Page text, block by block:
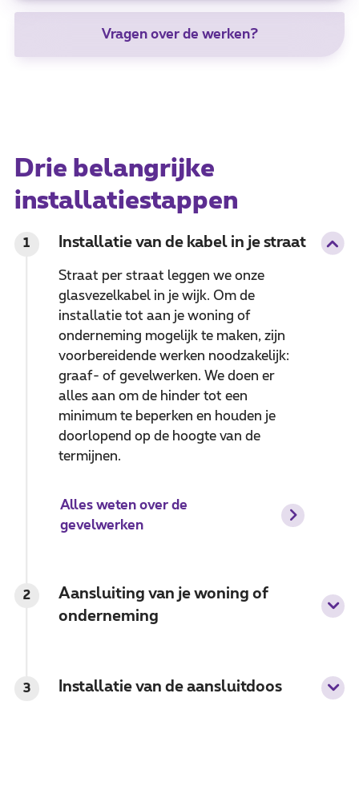
Vragen over de werken?
Drie belangrijke
installatiestappen
1 Installatie van de kabel in je straat
Straat per straat leggen we onze
glasvezelkabel in je wijk. Om de
installatie tot aan je woning of
onderneming mogelijk te maken, zijn
voorbereidende werken noodzakelijk:
graaf- of gevelwerken. We doen er
alles aan om de hinder tot een
minimum te beperken en houden je
doorlopend op de hoogte van de
termijnen.
Alles weten over de
gevelwerken
2
Aansluiting van je woning of
onderneming
3 Installatie van de aansluitdoos